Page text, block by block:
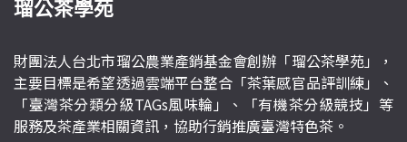
瑠公茶學苑
財團法人台北市瑠公農業產銷基金會創辦「瑠公茶學苑」，
主要目標是希望透過雲端平台整合「茶葉感官品評訓練」、
「臺灣茶分類分級TAGs風味輪」、「有機茶分級競技」等
服務及茶產業相關資訊，協助行銷推廣臺灣特色茶。